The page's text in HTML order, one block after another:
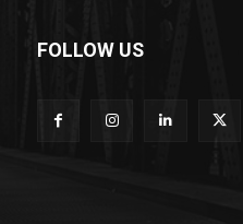
FOLLOW US